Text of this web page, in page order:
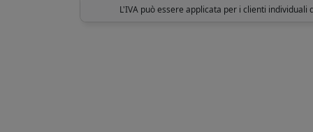
L'IVA può essere applicata per i clienti individuali